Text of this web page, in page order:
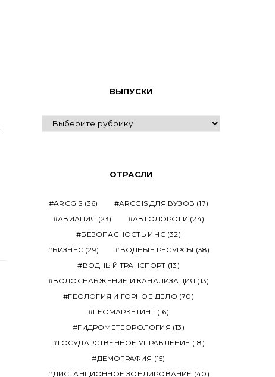
ВЫПУСКИ
ВЫПУСКИ
ОТРАСЛИ
ARCGIS (36) ARCGIS ДЛЯ ВУЗОВ (17)
АВИАЦИЯ (23) АВТОДОРОГИ (24)
БЕЗОПАСНОСТЬ И ЧС(32)
БИЗНЕС (29) ВОДНЫЕ РЕСУРСЫ (38)
ВОДНЫЙ ТРАНСПОРТ (13)
ВОДОСНАБЖЕНИЕ И КАНАЛИЗАЦИЯ (13)
ГЕОЛОГИЯ И ГОРНОЕ ДЕЛО (70)
ГЕОМАРКЕТИНГ(16)
ГИДРОМЕТЕОРОЛОГИЯ (13)
ГОСУДАРСТВЕННОЕ УПРАВЛЕНИЕ (18)
ДЕМОГРАФИЯ (15)
ДИСТАНЦИОННОЕ ЗОНДИРОВАНИЕ (40)